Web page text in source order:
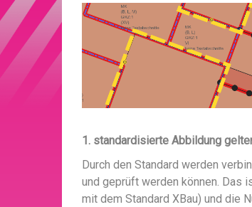
1. standardisierte Abbildung
Durch den Standard werden
und geprüft werden können. Das
mit dem Standard XBau) und die